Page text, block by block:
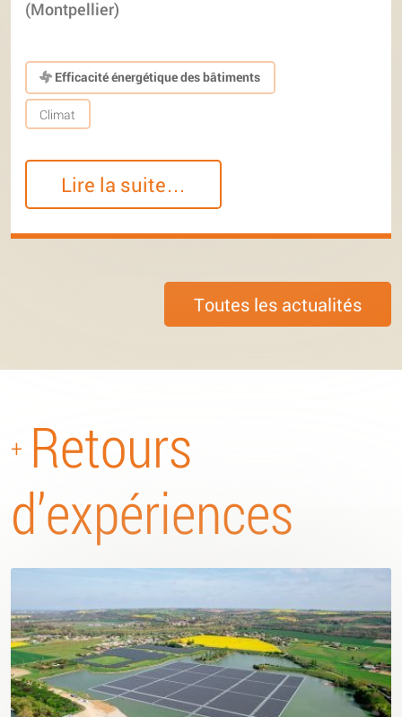
(Montpellier)
Efficacité énergétique des bâtiments
Climat
Lire la suite…
Toutes les actualités
+ Retours
d’expériences